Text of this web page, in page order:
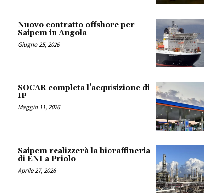
Nuovo contratto offshore per
Saipem in Angola
Giugno 25, 2026
SOCAR completa l’acquisizione di
IP
Maggio 11, 2026
Saipem realizzerà la bioraffineria
di ENI a Priolo
Aprile 27, 2026